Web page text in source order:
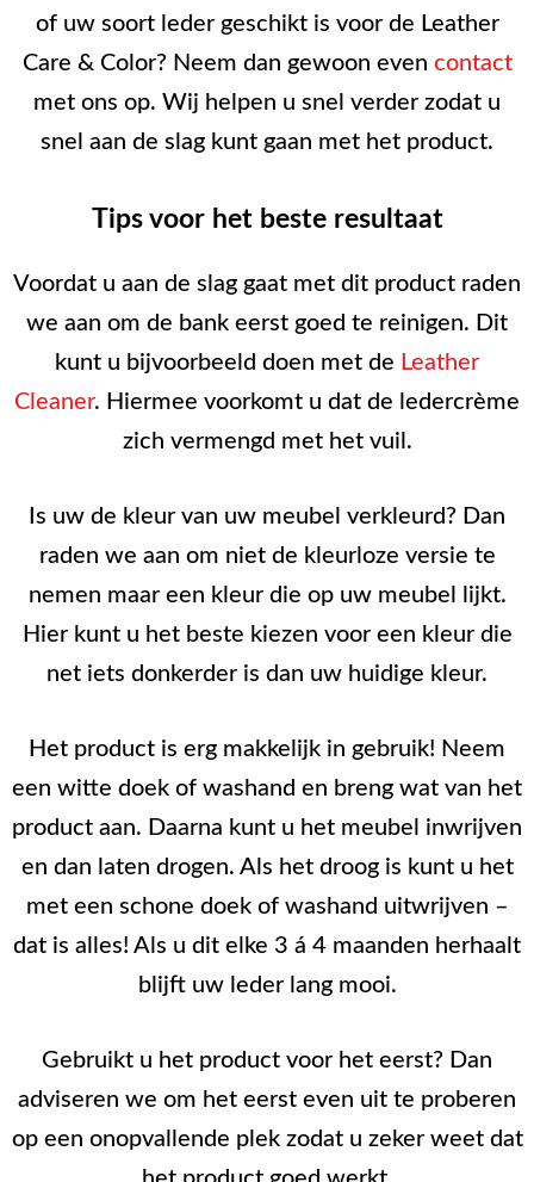
of uw soort leder geschikt is voor de Leather
Care & Color? Neem dan gewoon even contact
met ons op. Wij helpen u snel verder zodat u
snel aan de slag kunt gaan met het product.
Tips voor het beste resultaat
Voordat u aan de slag gaat met dit product raden
we aan om de bank eerst goed te reinigen. Dit
kunt u bijvoorbeeld doen met de Leather
Cleaner. Hiermee voorkomt u dat de ledercrème
zich vermengd met het vuil.
Is uw de kleur van uw meubel verkleurd? Dan
raden we aan om niet de kleurloze versie te
nemen maar een kleur die op uw meubel lijkt.
Hier kunt u het beste kiezen voor een kleur die
net iets donkerder is dan uw huidige kleur.
Het product is erg makkelijk in gebruik! Neem
een witte doek of washand en breng wat van het
product aan. Daarna kunt u het meubel inwrijven
en dan laten drogen. Als het droog is kunt u het
met een schone doek of washand uitwrijven –
dat is alles! Als u dit elke 3 á 4 maanden herhaalt
blijft uw leder lang mooi.
Gebruikt u het product voor het eerst? Dan
adviseren we om het eerst even uit te proberen
op een onopvallende plek zodat u zeker weet dat